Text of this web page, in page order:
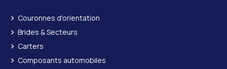
Couronnes d'orientation
Brides & Secteurs
Carters
Composants automobiles